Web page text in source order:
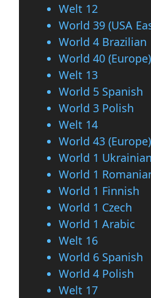
Welt 12
World 39 (USA
World 4 Brazilian
World 40 (Europe)
Welt 13
World 5 Spanish
World 3 Polish
Welt 14
World 43 (Europe)
World 1 Ukrainian
World 1
World 1 Finnish
World 1 Czech
World 1 Arabic
Welt 16
World 6 Spanish
World 4 Polish
Welt 17